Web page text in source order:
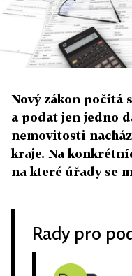
Nový zákon počítá
a podat jen jedno
nemovitosti
kraje. Na
na které úřady se
Rady pro